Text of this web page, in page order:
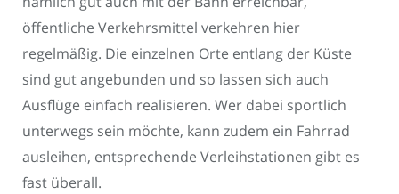
öffentliche Verkehrsmittel verkehren hier
regelmäßig. Die einzelnen Orte entlang der Küste
sind gut angebunden und so lassen sich auch
Ausflüge einfach realisieren. Wer dabei sportlich
unterwegs sein möchte, kann zudem ein Fahrrad
ausleihen, entsprechende Verleihstationen gibt es
fast überall.